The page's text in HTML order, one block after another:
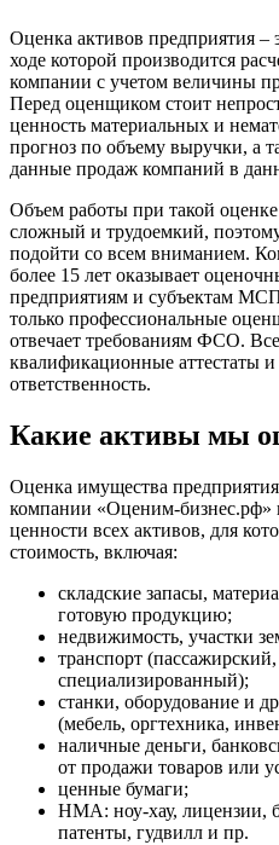
Оценка активов предприятия –
ходе которой производится
компании с учетом величины
Перед оценщиком стоит
ценность материальных и
прогноз по объему выручки, а
данные продаж компаний в
Объем работы при такой
сложный и трудоемкий,
подойти со всем вниманием.
более 15 лет оказывает
предприятиям и субъектам
только профессиональные
отвечает требованиям ФСО.
квалификационные аттестаты и
ответственность.
Какие активы мы
Оценка имущества
компании «Оценим-бизнес.рф»
ценности всех активов, для
стоимость, включая:
складские запасы,
готовую продукцию;
недвижимость, участки
транспорт (пассажирский,
специализированный);
станки, оборудование и
(мебель, оргтехника,
наличные деньги,
от продажи товаров или
ценные бумаги;
НМА: ноу-хау, лицензии,
патенты, гудвилл и пр.
Вельск
Верещагино
Верхний Уфалей
Верхняя Пышма
Верхняя Салда
Видное
Владикавказ
Владимир
Волгоград
Волгодонск
Волжск
Волжский
Вологда
Волосово
Вольск
Воркута
Воронеж
Воткинск
Всеволожск
Выборг
Выкса
Вязники
Вязьма
Вятские Поляны
Гатчина